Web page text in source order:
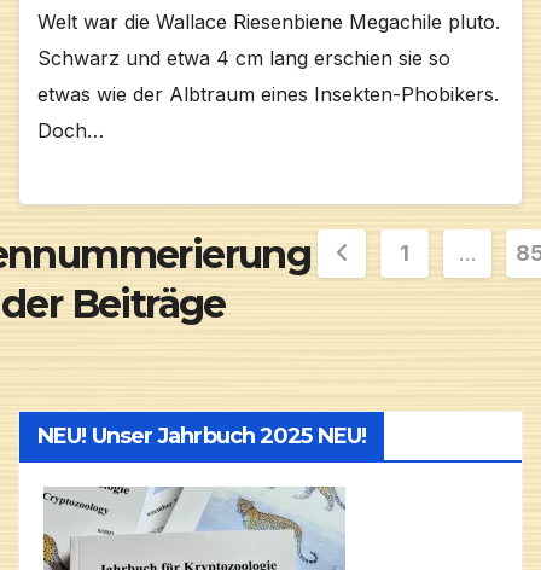
Welt war die Wallace Riesenbiene Megachile pluto.
Schwarz und etwa 4 cm lang erschien sie so
etwas wie der Albtraum eines Insekten-Phobikers.
Doch…
der Beiträge
1 …
NEU! Unser Jahrbuch 2025 NEU!